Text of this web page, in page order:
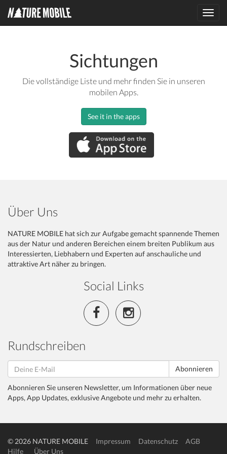
Sichtungen
Die vollständige Liste und mehr finden Sie in unseren
mobilen Apps.
See it in the apps
Über Uns
NATURE MOBILE hat sich zur Aufgabe gemacht spannende Themen
aus der Natur und anderen Bereichen einem breiten Publikum aus
Interessierten, Liebhabern und Experten auf anschauliche und
attraktive Art näher zu bringen.
Social Links
Rundschreiben
Abonnieren
Abonnieren Sie unseren Newsletter, um Informationen über neue
Apps, App Updates, exklusive Angebote und mehr zu erhalten.
© 2026 NATURE MOBILE Impressum Datenschutz
AGB
Hilfe
Über Uns